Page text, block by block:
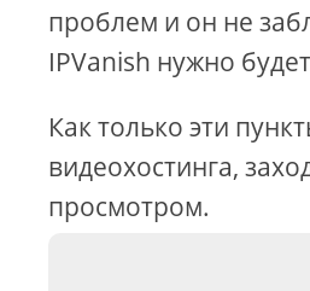
проблем и он не
IPVanish нужно
Как только эти
видеохостинга,
просмотром.